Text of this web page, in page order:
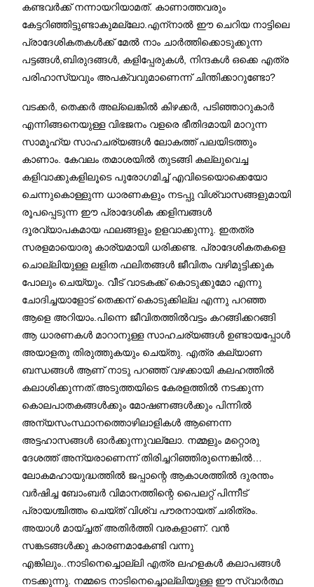
കണ്ടവർക്ക് നന്നായറിയാമത്. കാണാത്തവരും
കേട്ടറിഞ്ഞിട്ടുണ്ടാകുമല്ലോ.എന്നാൽ ഈ ചെറിയ നാട്ടിലെ
പ്രാദേശികതകൾക്ക് മേൽ നാം ചാർത്തിക്കൊടുക്കുന്ന
പട്ടങ്ങൾ,ബിരുദങ്ങൾ, കളിപ്പേരുകൾ, നിന്ദകൾ ഒക്കെ എത്ര
പരിഹാസ്യവും അപക്വവുമാണെന്ന് ചിന്തിക്കാറുണ്ടോ?
വടക്കർ, തെക്കർ അല്ലെങ്കിൽ കിഴക്കർ, പടിഞ്ഞാറുകാർ
എന്നിങ്ങനെയുള്ള വിഭജനം വളരെ ഭീതിദമായി മാറുന്ന
സാമൂഹ്യ സാഹചര്യങ്ങൾ ലോകത്ത് പലയിടത്തും
കാണാം. കേവലം തമാശയിൽ തുടങ്ങി കല്ലുവെച്ച
കളിവാക്കുകളിലൂടെ പുരോഗമിച്ച് എവിടെയൊക്കെയോ
ചെന്നുകൊള്ളുന്ന ധാരണകളും നടപ്പു വിശ്വാസങ്ങളുമായി
രൂപപ്പെടുന്ന ഈ പ്രാദേശിക ക്കളിമ്പങ്ങൾ
ദൂരവ്യാപകമായ ഫലങ്ങളും ഉളവാക്കുന്നു. ഇതത്ര
സരളമായൊരു കാര്യമായി ധരിക്കണ്ട. പ്രാദേശികതകളെ
ചൊല്ലിയുള്ള ലളിത ഫലിതങ്ങൾ ജീവിതം വഴിമുട്ടിക്കുക
പോലും ചെയ്യും. വീട് വാടകക്ക് കൊടുക്കുമോ എന്നു
ചോദിച്ചയാളോട് തെക്കന് കൊടുക്കില്ല എന്നു പറഞ്ഞ
ആളെ അറിയാം.പിന്നെ ജീവിതത്തിൽവട്ടം കറങ്ങിക്കറങ്ങി
ആ ധാരണകൾ മാറാനുള്ള സാഹചര്യങ്ങൾ ഉണ്ടായപ്പോൾ
അയാളതു തിരുത്തുകയും ചെയ്തു. എത്ര കല്യാണ
ബന്ധങ്ങൾ ആണ് നാടു പറഞ്ഞ് വഴക്കായി കലഹത്തിൽ
കലാശിക്കുന്നത്.അടുത്തയിടെ കേരളത്തിൽ നടക്കുന്ന
കൊലപാതകങ്ങൾക്കും മോഷണങ്ങൾക്കും പിന്നിൽ
അന്യസംസ്ഥാനത്തൊഴിലാളികൾ ആണെന്ന
അട്ടഹാസങ്ങൾ ഓർക്കുന്നുവല്ലോ. നമ്മളും മറ്റൊരു
ദേശത്ത് അന്യരാണെന്ന് തിരിച്ചറിഞ്ഞിരുന്നെങ്കിൽ…
ലോകമഹായുദ്ധത്തിൽ ജപ്പാന്റെ ആകാശത്തിൽ ദുരന്തം
വർഷിച്ച ബോംബർ വിമാനത്തിന്റെ പൈലറ്റ് പിന്നീട്
പ്രായശ്ചിത്തം ചെയ്ത് വിശ്വ പൗരനായത് ചരിത്രം.
അയാൾ മായ്ച്ചത് അതിർത്തി വരകളാണ്. വൻ
സങ്കടങ്ങൾക്കു കാരണമാകേണ്ടി വന്നു
എങ്കിലും..നാടിനെച്ചൊല്ലി എത്ര ലഹളകൾ കലാപങ്ങൾ
നടക്കുന്നു. നമ്മടെ നാടിനെച്ചൊല്ലിയുള്ള ഈ സ്വാർത്ഥ